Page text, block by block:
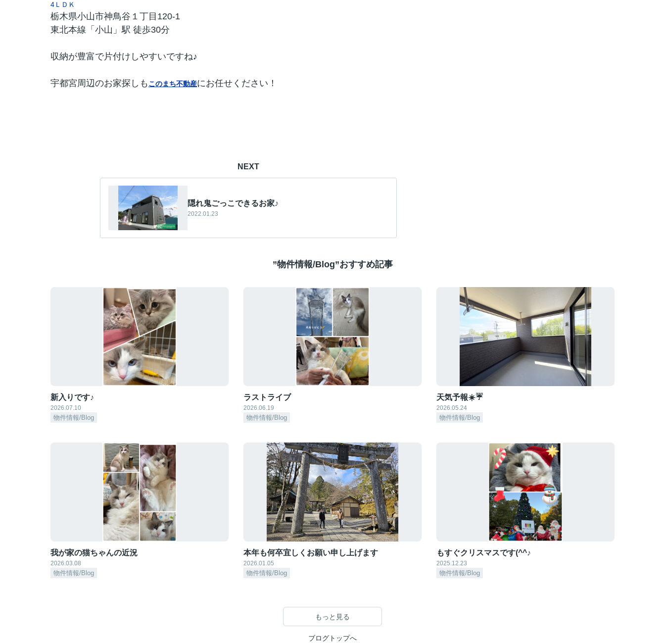
4ＬＤＫ
栃木県小山市神鳥谷１丁目120-1
東北本線「小山」駅 徒歩30分
収納が豊富で片付けしやすいですね♪
宇都宮周辺のお家探しも このまち不動産にお任せください！
NEXT
隠れ鬼ごっこできるお家♪
2022.01.23
”物件情報/Blog”おすすめ記事
新入りです♪
2026.07.10
物件情報/Blog
ラストライブ
2026.06.19
物件情報/Blog
天気予報☀️☔
2026.05.24
物件情報/Blog
我が家の猫ちゃんの近況
2026.03.08
物件情報/Blog
本年も何卒宜しくお願い申し上げます
2026.01.05
物件情報/Blog
もすぐクリスマスです(^^♪
2025.12.23
物件情報/Blog
もっと見る
ブログトップへ